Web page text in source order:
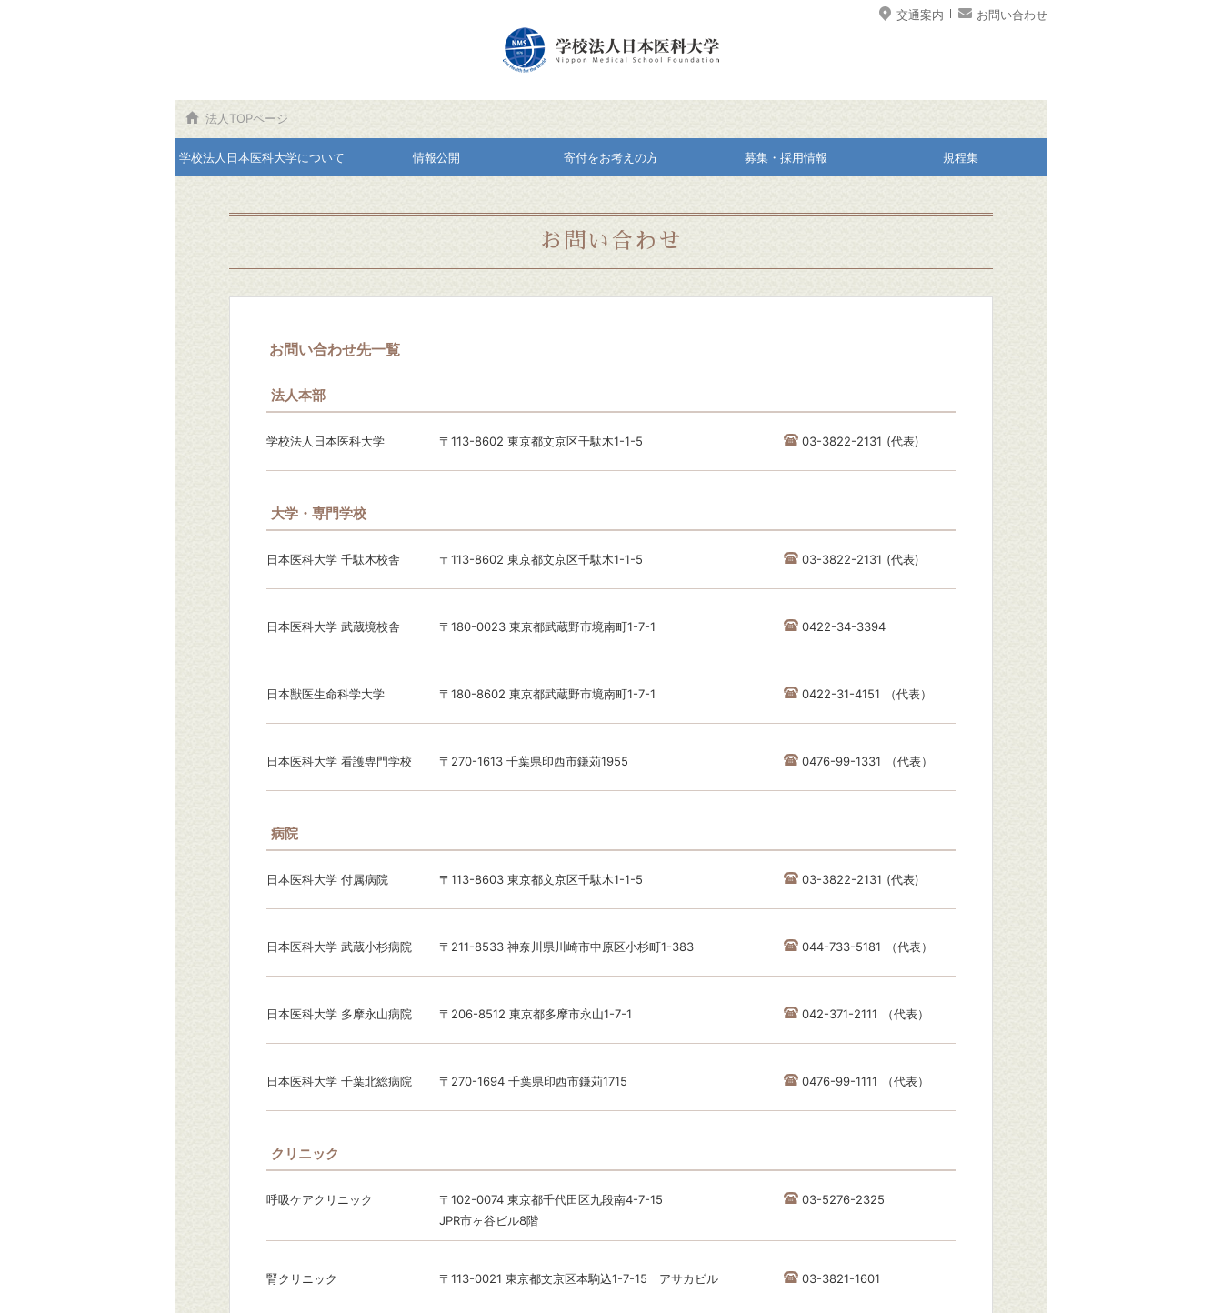
交通案内 お問い合わせ
法人TOPページ
学校法人日本医科大学について 情報公開 寄付をお考えの方 募集・採用情報 規程集
お問い合わせ
お問い合わせ先一覧
法人本部
学校法人日本医科大学 〒113-8602 東京都文京区千駄木1-1-5 03-3822-2131 (代表)
大学・専門学校
日本医科大学 千駄木校舎 〒113-8602 東京都文京区千駄木1-1-5 03-3822-2131 (代表)
日本医科大学 武蔵境校舎 〒180-0023 東京都武蔵野市境南町1-7-1 0422-34-3394
日本獣医生命科学大学 〒180-8602 東京都武蔵野市境南町1-7-1 0422-31-4151 （代表）
日本医科大学 看護専門学校 〒270-1613 千葉県印西市鎌苅1955 0476-99-1331 （代表）
病院
日本医科大学 付属病院 〒113-8603 東京都文京区千駄木1-1-5 03-3822-2131 (代表)
日本医科大学 武蔵小杉病院 〒211-8533 神奈川県川崎市中原区小杉町1-383 044-733-5181 （代表）
日本医科大学 多摩永山病院 〒206-8512 東京都多摩市永山1-7-1 042-371-2111 （代表）
日本医科大学 千葉北総病院 〒270-1694 千葉県印西市鎌苅1715 0476-99-1111 （代表）
クリニック
呼吸ケアクリニック
〒102-0074 東京都千代田区九段南4-7-15
JPR市ヶ谷ビル8階
03-5276-2325
腎クリニック 〒113-0021 東京都文京区本駒込1-7-15 アサカビル 03-3821-1601